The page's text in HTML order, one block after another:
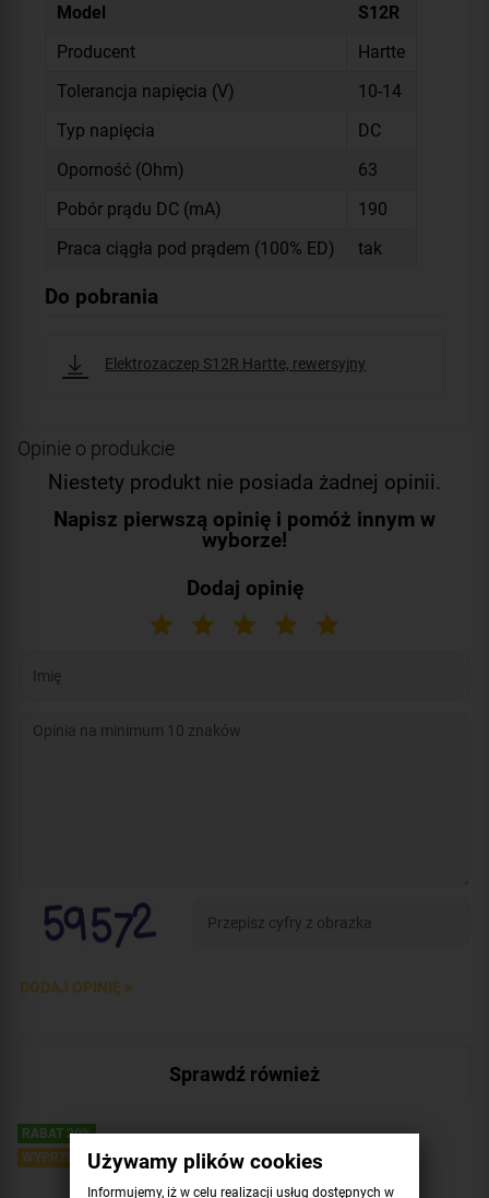
Model
S12R
Producent
Hartte
Tolerancja napięcia (V)
10-14
Typ napięcia
DC
Oporność (Ohm)
63
Pobór prądu DC (mA)
190
Praca ciągła pod prądem (100% ED)
tak
Do pobrania
Elektrozaczep S12R Hartte, rewersyjny
Opinie o produkcie
Niestety produkt nie posiada żadnej opinii.
Napisz pierwszą opinię i pomóż innym w
wyborze!
Dodaj opinię
DODAJ OPINIĘ >
Sprawdź również
RABAT 20%
WYPRZEDAŻUżywamy plików cookies
Informujemy, iż w celu realizacji usług dostępnych w